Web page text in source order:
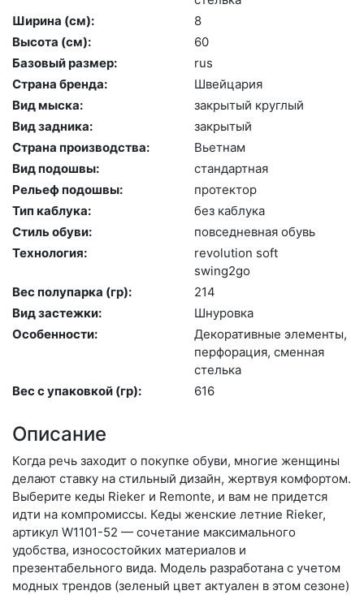
Ширина (см):
8
Высота (cм):
60
Базовый размер:
rus
Страна бренда:
Швей­ца­рия
Вид мыска:
зак­ры­тый круг­лый
Вид задника:
зак­ры­тый
Страна производства:
Вь­ет­нам
Вид подошвы:
стан­дарт­ная
Рельеф подошвы:
про­тек­тор
Тип каблука:
без каб­лу­ка
Стиль обуви:
пов­седнев­ная обувь
Технология:
re­volu­ti­on soft
swing2go
Вес полупарка (гр):
214
Вид застежки:
Шну­ров­ка
Особенности:
Де­кора­тив­ные эле­мен­ты,
пер­фо­рация, смен­ная
стель­ка
Вес с упаковкой (гр):
616
Описание
Когда речь заходит о покупке обуви, многие женщины
делают ставку на стильный дизайн, жертвуя комфортом.
Выберите ке­ды Rieker и Remonte, и вам не придется
идти на компромиссы. Кеды женские летние Rieker,
артикул W1101-52 — сочетание максимального
удобства, износостойких материалов и
презентабельного вида. Модель разработана с учетом
модных трендов (зе­леный цвет актуален в этом сезоне)